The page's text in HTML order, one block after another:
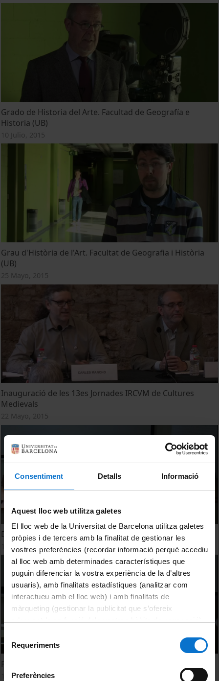
Consentiment Detalls Informació
Aquest lloc web utilitza galetes
El lloc web de la Universitat de Barcelona utilitza galetes
pròpies i de tercers amb la finalitat de gestionar les
vostres preferències (recordar informació perquè accediu
al lloc web amb determinades característiques que
puguin diferenciar la vostra experiència de la d’altres
usuaris), amb finalitats estadístiques (analitzar com
interactueu amb el lloc web) i amb finalitats de
màrqueting (gestionar la publicitat que s’ofereix
consultar laPolítica de galetes del lloc web de la
Requeriments
Preferències
Grado de Historia del Arte. Facultad de Geografía e
Historia (UB)
10 Julio, 2015
Grau d'Història de l'Art. Facultat de Geografia i Història
(UB)
25 Mayo, 2015
Inauguració de les 13es Jornades IRCVM de Cultures
Medievals
22 Mayo, 2015
Debat: Sant Climent de Taüll
10 Abril, 2013
Presentació de les 9es Jornades de Cultures Medievals
10 Abril, 2013